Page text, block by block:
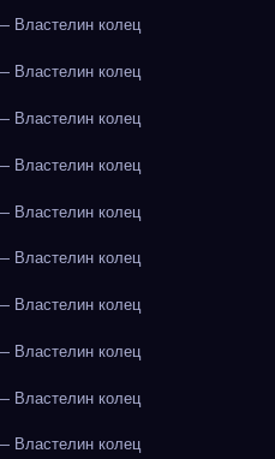
Властелин колец
Властелин колец
Властелин колец
Властелин колец
Властелин колец
Властелин колец
Властелин колец
Властелин колец
Властелин колец
Властелин колец